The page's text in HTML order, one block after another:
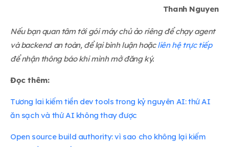
Thanh Nguyen
Nếu bạn quan tâm tới gói máy chủ ảo riêng để chạy agent
và backend an toàn, để lại bình luận hoặcliên hệ trực tiếp
để nhận thông báo khi mình mở đăng ký.
Đọc thêm:
Tương lai kiếm tiền dev tools trong kỷ nguyên AI: thứ AI
ăn sạch và thứ AI không thay được
Open source build authority: vì sao cho không lại kiếm